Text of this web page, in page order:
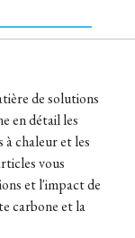
de solutions
en détail les
chaleur et les
vous
et l'impact de
carbone et la